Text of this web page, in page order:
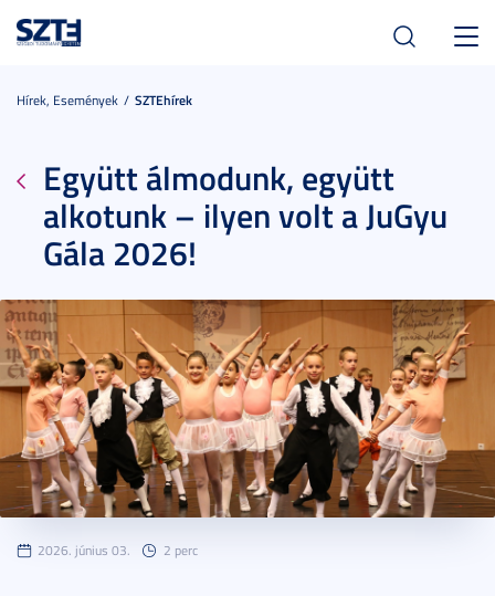
Hírek, Események SZTEhírek
Együtt álmodunk, együtt
alkotunk – ilyen volt a JuGyu
Gála 2026!
2026. június 03. 2 perc